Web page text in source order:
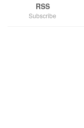
RSS
Subscribe